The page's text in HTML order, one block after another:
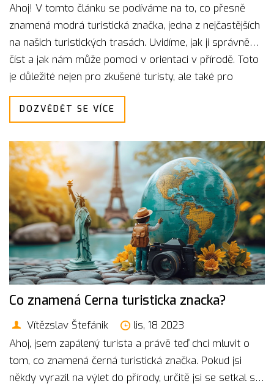
Ahoj! V tomto článku se podíváme na to, co přesně
znamená modrá turistická značka, jedna z nejčastějších
na našich turistických trasách. Uvidíme, jak ji správně
číst a jak nám může pomoci v orientaci v přírodě. Toto
je důležité nejen pro zkušené turisty, ale také pro
začátečníky, kteří chtějí prozkoumávat krásy naší
přírody. Tak se pojďme společně podívat na to, jak nám
dobrodružství!
DOZVĚDĚT SE VÍCE
Co znamená Cerna turisticka znacka?
Vítězslav Štefánik
lis, 18 2023
Ahoj, jsem zapálený turista a právě teď chci mluvit o
tom, co znamená černá turistická značka. Pokud jsi
někdy vyrazil na výlet do přírody, určitě jsi se setkal s